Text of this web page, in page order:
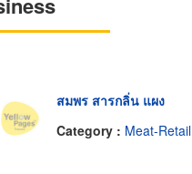
สมพร สารกลิ่น แผง
Category : Meat-Retail